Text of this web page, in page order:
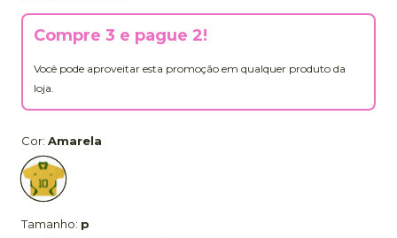
Compre 3 e pague 2!
Você pode aproveitar esta promoção em qualquer produto da
loja.
Cor: Amarela
Tamanho: p